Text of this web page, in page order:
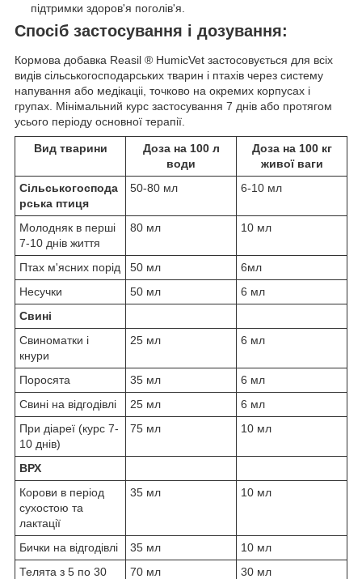
підтримки здоров'я поголів'я.
Спосіб застосування і дозування:
Кормова добавка Reasil ® HumicVet застосовується для всіх
видів сільськогосподарських тварин і птахів через систему
напування або медікаціі, точково на окремих корпусах і
групах. Мінімальний курс застосування 7 днів або протягом
усього періоду основної терапії.
Вид тварини
Доза на 100 л
води
Доза на 100 кг
живої ваги
Сільськогоспода
рська птиця
50-80 мл 6-10 мл
Молодняк в перші
7-10 днів життя
80 мл 10 мл
Птах м'ясних порід 50 мл
6мл
Несучки
50 мл
6 мл
Свині
Свиноматки і
кнури
25 мл 6 мл
Поросята 35 мл
6 мл
Свині на відгодівлі
25 мл
6 мл
При діареї (курс 7-
10 днів)
75 мл 10 мл
ВРХ
Корови в період
сухостою та
лактації
35 мл 10 мл
Бички на відгодівлі 35 мл
10 мл
Телята з 5 по 30
70 мл 30 мл